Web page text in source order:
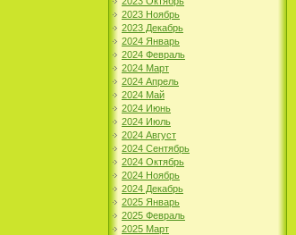
2023 Ноябрь
2023 Декабрь
2024 Январь
2024 Февраль
2024 Март
2024 Апрель
2024 Май
2024 Июнь
2024 Июль
2024 Август
2024 Сентябрь
2024 Октябрь
2024 Ноябрь
2024 Декабрь
2025 Январь
2025 Февраль
2025 Март